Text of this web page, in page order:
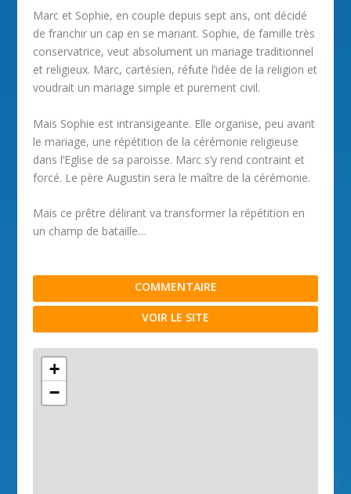
Marc et Sophie, en couple depuis sept ans, ont décidé
de franchir un cap en se mariant. Sophie, de famille très
conservatrice, veut absolument un mariage traditionnel
et religieux. Marc, cartésien, réfute l’idée de la religion et
voudrait un mariage simple et purement civil.
Mais Sophie est intransigeante. Elle organise, peu avant
le mariage, une répétition de la cérémonie religieuse
dans l’Eglise de sa paroisse. Marc s’y rend contraint et
forcé. Le père Augustin sera le maître de la cérémonie.
Mais ce prêtre délirant va transformer la répétition en
un champ de bataille…
COMMENTAIRE
VOIR LE SITE
+
−